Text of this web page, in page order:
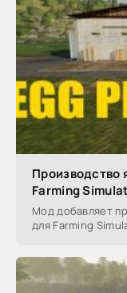
Производство
Farming
Мод добавляет
для Farming